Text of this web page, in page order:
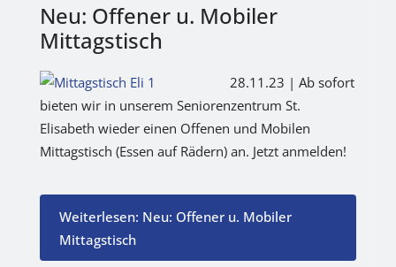
Neu: Offener u. Mobiler
Mittagstisch
28.11.23 | Ab sofort
bieten wir in unserem Seniorenzentrum St.
Elisabeth wieder einen Offenen und Mobilen
Mittagstisch (Essen auf Rädern) an. Jetzt anmelden!
Weiterlesen: Neu: Offener u. Mobiler
Mittagstisch